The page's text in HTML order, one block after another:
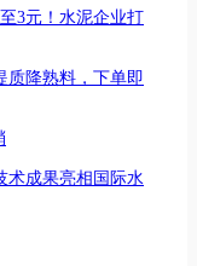
3元！水泥企业打
质降熟料，下单即
术成果亮相国际水